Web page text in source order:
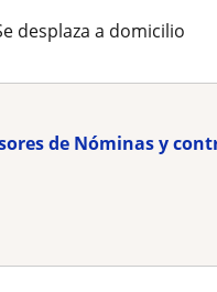
desplaza a domicilio
de Nóminas y